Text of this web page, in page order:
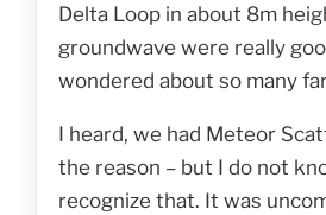
Delta Loop in about 8m
groundwave were really
wondered about so many
I heard, we had Meteor
the reason – but I do not
recognize that. It was